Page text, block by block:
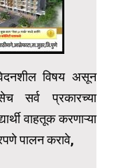
विषय असून
सर्व प्रकारच्या
वाहतूक करणाऱ्या
पालन करावे,